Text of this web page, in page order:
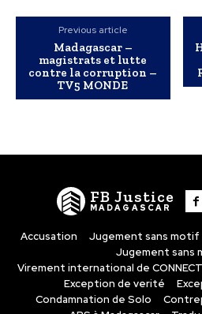
Previous article
Madagascar –
magistrats et lutte
contre la corruption –
TV5 MONDE
FB Justice
MADAGASCAR
Accusation Jugement sans motif
Jugement sans
Virement international de
Exception de verité
Condamnation de Solo